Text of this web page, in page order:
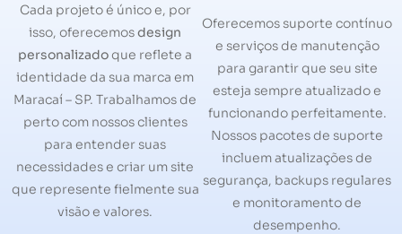
Cada projeto é único e, por
isso, oferecemosdesign
personalizadoque reflete a
identidade da sua marca em
Maracaí – SP. Trabalhamos de
perto com nossos clientes
para entender suas
necessidades e criar um site
que represente fielmente sua
visão e valores.
Oferecemos suporte contínuo
e serviços de manutenção
para garantir que seu site
esteja sempre atualizado e
funcionando perfeitamente.
Nossos pacotes de suporte
incluem atualizações de
segurança, backups regulares
e monitoramento de
desempenho.